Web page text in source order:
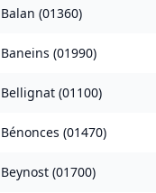
Balan (01360)
Baneins (01990)
Bellignat (01100)
Bénonces (01470)
Beynost (01700)